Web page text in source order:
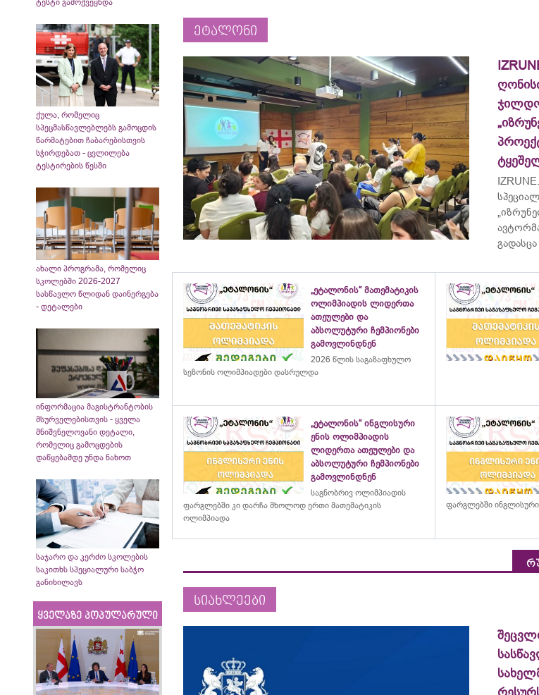
ტესტი გამოქვეყნდა
ქულა, რომელიც
სპეცმასწავლებლებს გამოცდის
წარმატებით ჩაბარებისთვის
სჭირდებათ - ცვლილება
ტესტირების წესში
ახალი პროგრამა, რომელიც
სკოლებში 2026-2027
სასწავლო წლიდან დაინერგება
- დეტალები
ინფორმაცია მაგისტრანტობის
მსურველებისთვის - ყველა
მნიშვნელოვანი დეტალი,
რომელიც გამოცდების
დაწყებამდე უნდა ნახოთ
საჯარო და კერძო სკოლების
საკითხს სპეციალური საბჭო
განიხილავს
ყველაზე პოპულარული
ეტალონი
გადასცა
„ეტალონის“ მათემატიკის
ოლიმპიადის ლიდერთა
ათეულები და
აბსოლუტური ჩემპიონები
გამოვლინდნენ
2026 წლის საგაზაფხულო
სეზონის ოლიმპიადები დასრულდა
„ეტალონის“ ინგლისური
ენის ოლიმპიადის
ლიდერთა ათეულები და
აბსოლუტური ჩემპიონები
გამოვლინდნენ
საგნობრივ ოლიმპიადის
ფარგლებში კი დარჩა მხოლოდ ერთი მათემატიკის
ოლიმპიადა
ფარგლებში
სიახლეები